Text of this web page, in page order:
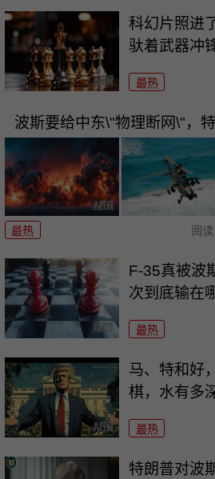
科幻片照进
驮着武器冲
最热
波斯要给中东\"物理断网\"，
最热 阅读
F-35真被波
次到底输在
最热
马、特和好
棋，水有多
最热
特朗普对波